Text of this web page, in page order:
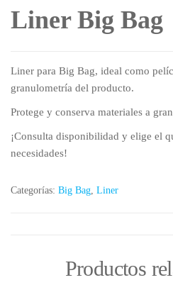
Liner Big Bag
Liner para Big Bag, ideal como
granulometría del producto.
Protege y conserva materiales a
¡Consulta disponibilidad y elige el
necesidades!
Categorías: Big Bag Liner
Productos